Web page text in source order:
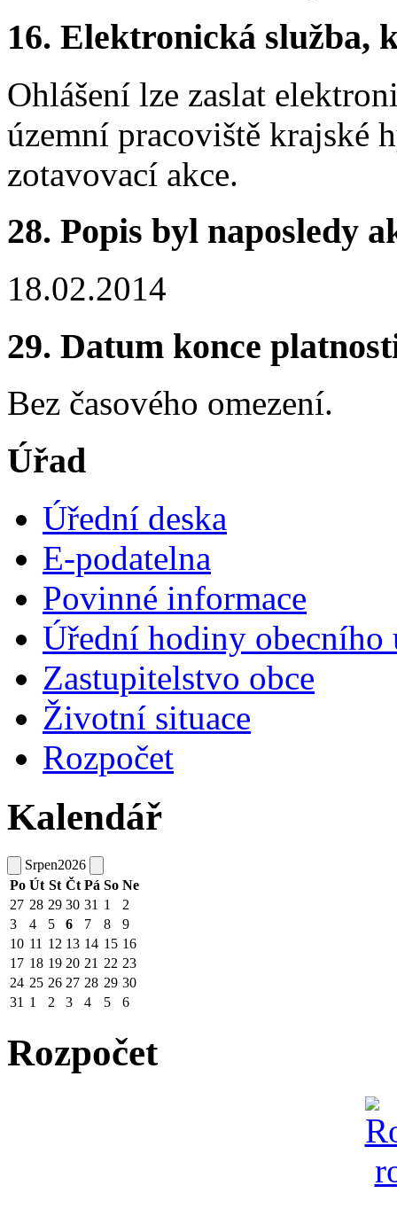
16. Elektronická služba,
Ohlášení lze zaslat
územní pracoviště krajské
zotavovací akce.
28. Popis byl naposledy
18.02.2014
29. Datum konce
Bez časového omezení.
Úřad
Úřední deska
E-podatelna
Povinné informace
Úřední hodiny obecního
Zastupitelstvo obce
Životní situace
Rozpočet
Kalendář
Srpen2026
Po Út St Čt Pá So Ne
27 28 29 30 31 1
2
3
4 5 6 7 8
9
10 11 12 13 14 15 16
17 18 19 20 21 22 23
24 25 26 27 28 29 30
31 1 2 3 4 5 6
Rozpočet